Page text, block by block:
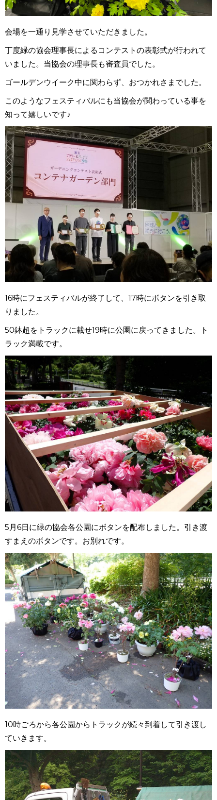
会場を一通り見学させていただきました。
丁度緑の協会理事長によるコンテストの表彰式が行われて
いました。当協会の理事長も審査員でした。
ゴールデンウイーク中に関わらず、おつかれさまでした。
このようなフェスティバルにも当協会が関わっている事を
知って嬉しいです♪
16時にフェスティバルが終了して、17時にボタンを引き取
りました。
50鉢超をトラックに載せ19時に公園に戻ってきました。ト
ラック満載です。
5月6日に緑の協会各公園にボタンを配布しました。引き渡
すまえのボタンです。お別れです。
10時ごろから各公園からトラックが続々到着して引き渡し
ていきます。